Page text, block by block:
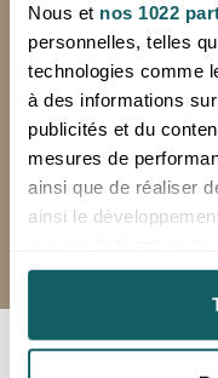
Nous et nos 1022
personnelles, telles
technologies comme
à des informations
publicités et du
mesures de
ainsi que de réaliser
ainsi le
Vous pouvez
tout moment en
cookies ou en
03
du
13h à
Dépôt